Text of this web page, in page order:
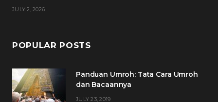
JULY 2, 2026
POPULAR POSTS
Panduan Umroh: Tata Cara Umroh
dan Bacaannya
JULY 23, 2019